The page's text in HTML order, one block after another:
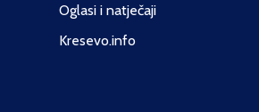
Oglasi i natječaji
Kresevo.info